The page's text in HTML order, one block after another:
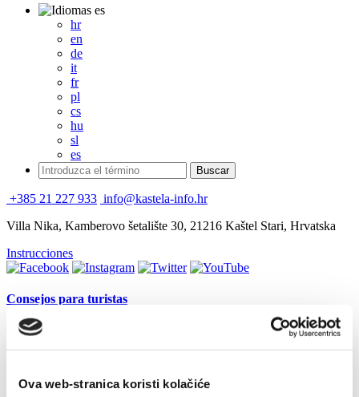
Ova web-stranica koristi kolačiće
es
hr
en
de
it
fr
pl
cs
hu
sl
es
+385 21 227 933 info@kastela-info.hr
Villa Nika, Kamberovo šetalište 30, 21216 Kaštel Stari, Hrvatska
Instrucciones
Consejos para turistas
Régimen de visados